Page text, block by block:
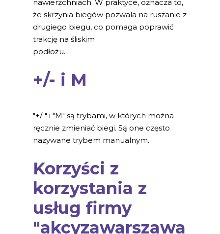
nawierzchniach. W praktyce, oznacza to,
że skrzynia biegów pozwala na ruszanie z
drugiego biegu, co pomaga poprawić
trakcję na śliskim
podłożu.
+/- i M
"+/-" i "M" są trybami, w których można
ręcznie zmieniać biegi. Są one często
nazywane trybem manualnym.
Korzyści z
korzystania z
usług firmy
"akcyzawarszawa